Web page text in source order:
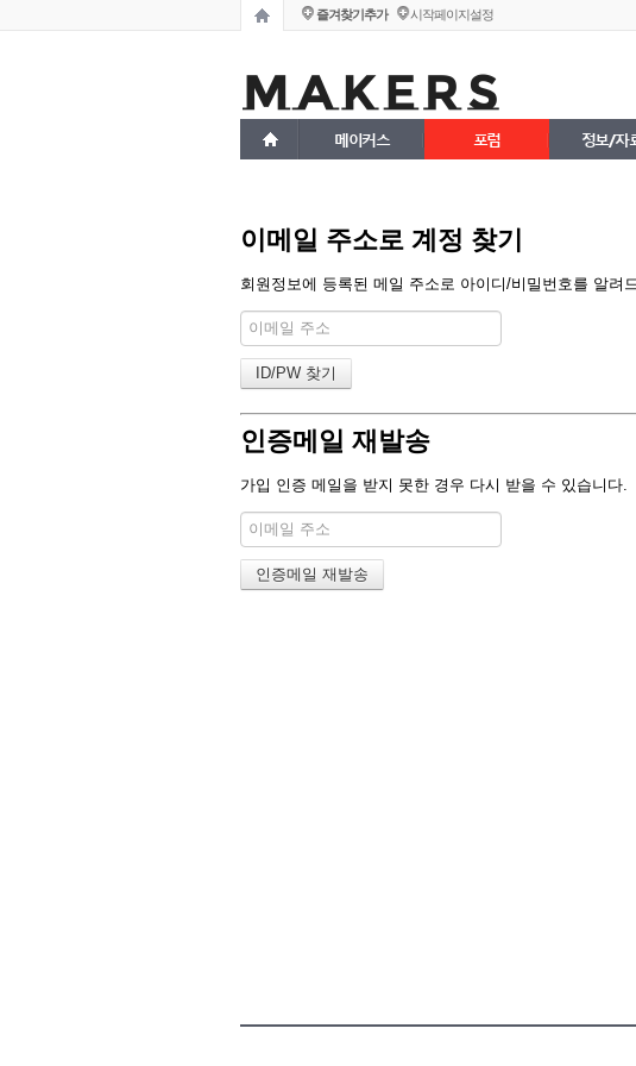
즐겨찾기추가 시작페이지설정
메이커스 포럼 정보/자
이메일 주소로 계정 찾기
회원정보에 등록된 메일 주소로 아이디/비밀번호를 알
인증메일 재발송
가입 인증 메일을 받지 못한 경우 다시 받을 수 있습니다.